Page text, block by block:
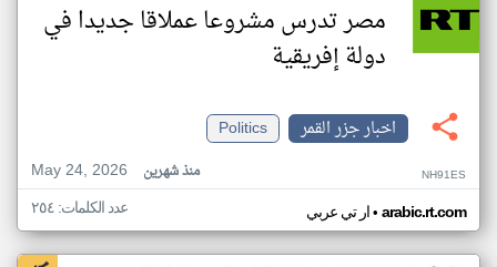
مصر تدرس مشروعا عملاقا جديدا في
دولة إفريقية
اخبار جزر القمر
Politics
May 24, 2026
منذ شهرين NH91ES
ار تي عربي• arabic.rt.com عدد الكلمات: ٢٥٤